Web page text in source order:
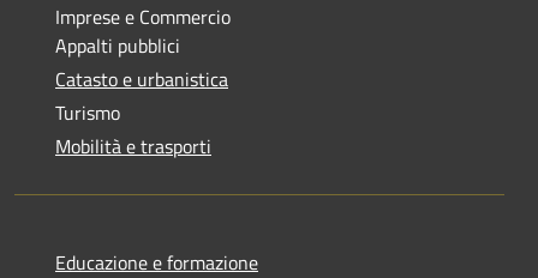
Imprese e Commercio
Appalti pubblici
Catasto e urbanistica
Turismo
Mobilità e trasporti
Educazione e formazione